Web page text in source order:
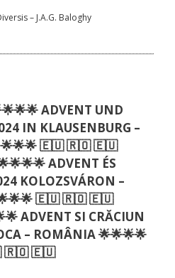
– J.A.G. Baloghy
ADVENT UND
IN KLAUSENBURG –
🇪🇺 🇷🇴 🇪🇺
ADVENT ÉS
KOLOZSVÁRON –
🇪🇺 🇷🇴 🇪🇺
SI CRĂCIUN
– ROMÂNIA 🌟🌟🌟🌟
🇷🇴 🇪🇺